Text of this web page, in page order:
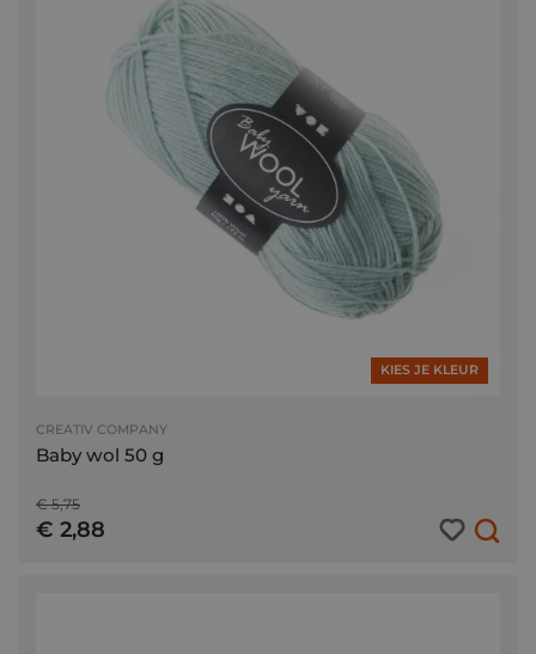
KIES JE KLEUR
CREATIV COMPANY
Baby wol 50 g
€ 5,75
€ 2,88